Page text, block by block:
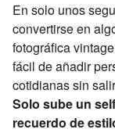
En solo unos
convertirse en
fotográfica
fácil de añadir
cotidianas sin
Solo sube un
recuerdo de